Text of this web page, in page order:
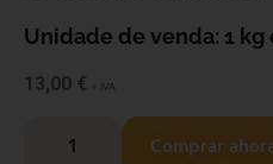
Unidade de venda: 1
13,00 € + IVA
Comprar